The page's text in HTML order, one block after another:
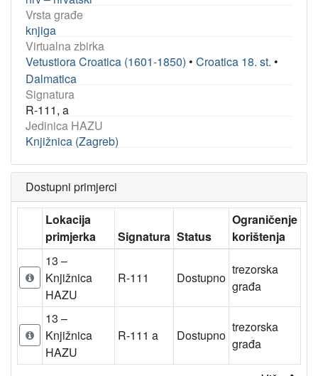
Vrsta građe
knjiga
Virtualna zbirka
Vetustiora Croatica (1601-1850) • Croatica 18. st. •
Dalmatica
Signatura
R-111, a
Jedinica HAZU
Knjižnica (Zagreb)
Dostupni primjerci
Lokacija
primjerka
Signatura Status
Ograničenje
korištenja
13 –
Knjižnica
HAZU
R-111 Dostupno
trezorska
građa
13 –
Knjižnica
HAZU
R-111 a Dostupno
trezorska
građa